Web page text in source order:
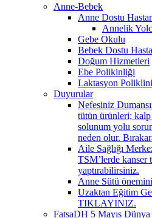
Anne-Bebek
Anne Dostu
Annelik
Gebe Okulu
Bebek Dostu
Doğum Hizmetleri
Ebe Polikinliği
Laktasyon
Duyurular
Nefesiniz
tütün ürünleri; kalp
solunum yolu
neden olur.
Aile Sağlığı
TSM’lerde kanser
yaptırabilirsiniz.
Anne Sütü
Uzaktan Eğitim
TIKLAYINIZ.
FatsaDH 5 Mayıs